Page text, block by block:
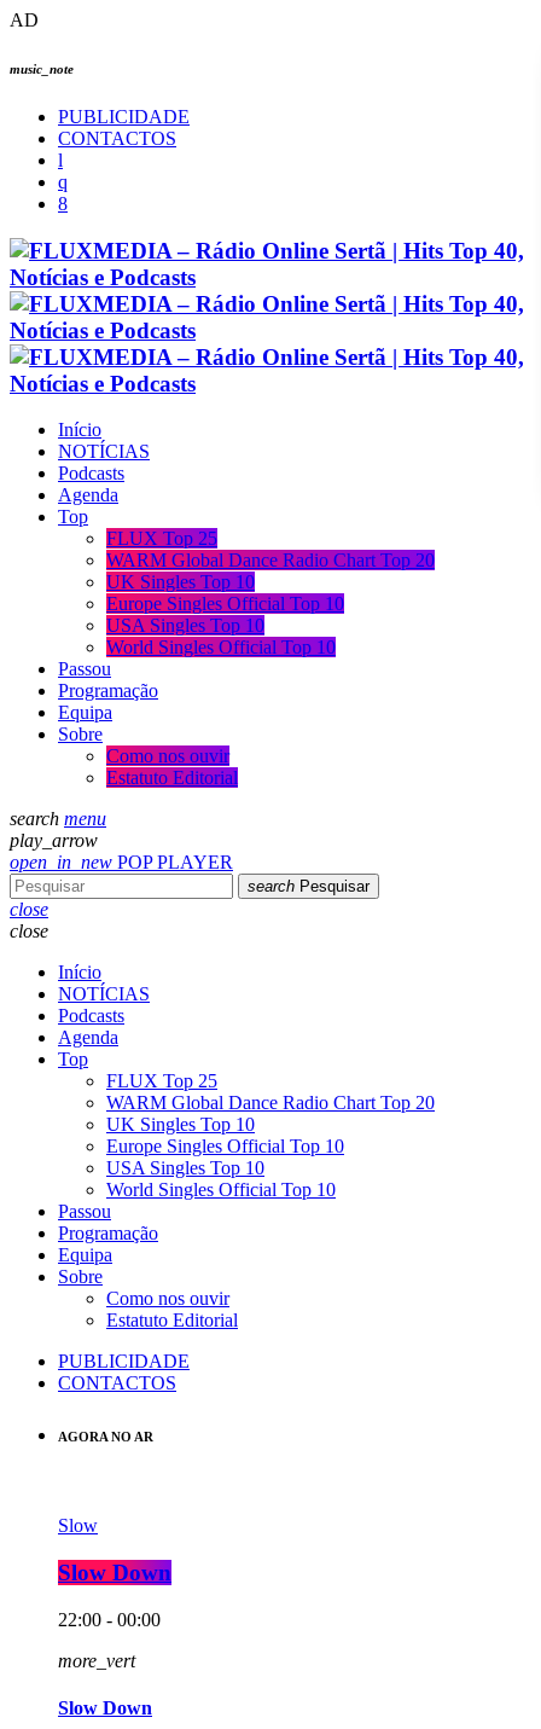
AD
music_note
PUBLICIDADE
CONTACTOS
Início
NOTÍCIAS
Podcasts
Agenda
Top
FLUX Top 25
WARM Global Dance Radio Chart Top 20
UK Singles Top 10
Europe Singles Official Top 10
USA Singles Top 10
World Singles Official Top 10
Passou
Programação
Equipa
Sobre
Como nos ouvir
Estatuto Editorial
search menu
play_arrow
open_in_new POP PLAYER
search Pesquisar
close
close
Início
NOTÍCIAS
Podcasts
Agenda
Top
FLUX Top 25
WARM Global Dance Radio Chart Top 20
UK Singles Top 10
Europe Singles Official Top 10
USA Singles Top 10
World Singles Official Top 10
Passou
Programação
Equipa
Sobre
Como nos ouvir
Estatuto Editorial
PUBLICIDADE
CONTACTOS
AGORA NO AR
Slow
Slow Down
22:00 - 00:00
more_vert
Slow Down